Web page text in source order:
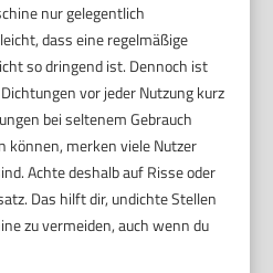
nur gelegentlich
dass eine regelmäßige
so dringend ist. Dennoch ist
vor jeder Nutzung kurz
bei seltenem Gebrauch
können, merken viele Nutzer
Achte deshalb auf Risse oder
Das hilft dir, undichte Stellen
zu vermeiden, auch wenn du